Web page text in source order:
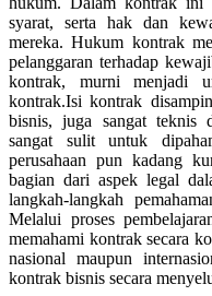
syarat, serta hak dan
mereka. Hukum kontrak
pelanggaran terhadap
kontrak, murni menjadi
kontrak.Isi kontrak
bisnis, juga sangat teknis
sangat sulit untuk
perusahaan pun kadang
bagian dari aspek legal
langkah-langkah
Melalui proses
memahami kontrak secara
nasional maupun
kontrak bisnis secara